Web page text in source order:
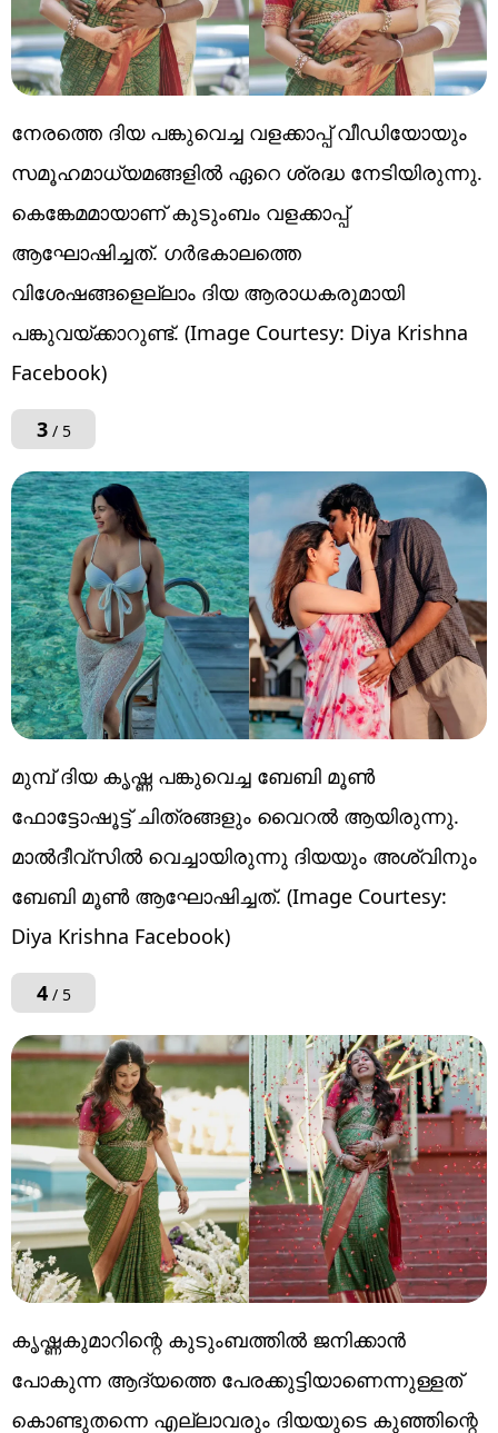
നേരത്തെ ദിയ പങ്കുവെച്ച വളക്കാപ്പ് വീഡിയോയും
സമൂഹമാധ്യമങ്ങളിൽ ഏറെ ശ്രദ്ധ നേടിയിരുന്നു.
കെങ്കേമമായാണ് കുടുംബം വളക്കാപ്പ്
ആഘോഷിച്ചത്. ഗർഭകാലത്തെ
വിശേഷങ്ങളെല്ലാം ദിയ ആരാധകരുമായി
പങ്കുവയ്ക്കാറുണ്ട്. (Image Courtesy: Diya Krishna
Facebook)
3/ 5
മുമ്പ് ദിയ കൃഷ്ണ പങ്കുവെച്ച ബേബി മൂൺ
ഫോട്ടോഷൂട്ട് ചിത്രങ്ങളും വൈറൽ ആയിരുന്നു.
മാൽദീവ്സിൽ വെച്ചായിരുന്നു ദിയയും അശ്വിനും
ബേബി മൂൺ ആഘോഷിച്ചത്. (Image Courtesy:
Diya Krishna Facebook)
4/ 5
കൃഷ്ണകുമാറിന്റെ കുടുംബത്തിൽ ജനിക്കാൻ
പോകുന്ന ആദ്യത്തെ പേരക്കുട്ടിയാണെന്നുള്ളത്
കൊണ്ടുതന്നെ എല്ലാവരും ദിയയുടെ കുഞ്ഞിന്റെ